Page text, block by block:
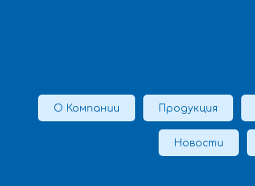
О Компании Продукция
Новости